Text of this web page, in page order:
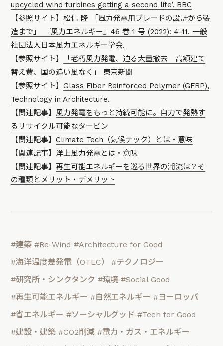
upcycled wind turbines getting a second life’. BBC
【参照サイト】松信 隆 「風力発電用ブレードの設計から製
造まで」 『風力エネルギー』46 巻 1 号 (2022): 4-11. 一般
社団法人日本風力エネルギー学会.
【参照サイト】
「老朽風力発電、迫る大量撤去 高額建て
替え費、国の追い風なく」 東京新聞
【参照サイト】Glass Fiber Reinforced Polymer (GFRP),
Technology in Architecture.
【関連記事】 風力発電をもっと持続可能に。自力で発熱す
るリサイクル可能なタービン
【関連記事】Climate Tech（気候テック）とは・意味
【関連記事】洋上風力発電とは・意味
【関連記事】再生可能エネルギーを巡る世界の潮流は？そ
の種類とメリット・デメリット
#建築 #Re-Wind #Architecture for Good
#海洋温度差発電（OTEC）
#テクノロジー
#研究所・シンクタンク #環境 #Social Good
#再生可能エネルギー #自然エネルギー #ヨーロッパ
#省エネルギー #ソーシャルグッド #Tech for Good
#建設・建築 #CO2削減 #電力・ガス・エネルギー